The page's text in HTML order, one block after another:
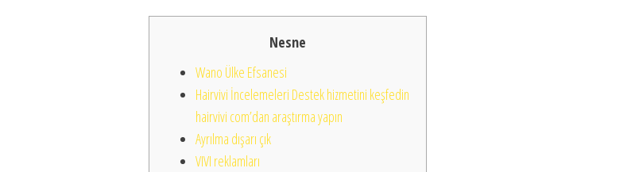
Nesne
Wano Ülke Efsanesi
Hairvivi İncelemeleri Destek hizmetini keşfedin
hairvivi com’dan araştırma yapın
Ayrılma dışarı çık
VIVI reklamları